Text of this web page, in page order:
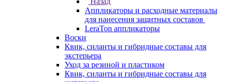
Аппликаторы и расходные материалы
для нанесения защитных составов
LeraTon аппликаторы
Воски
Квик, силанты и гибридные составы для
экстерьера
Уход за резиной и пластиком
Квик, силанты и гибридные составы для